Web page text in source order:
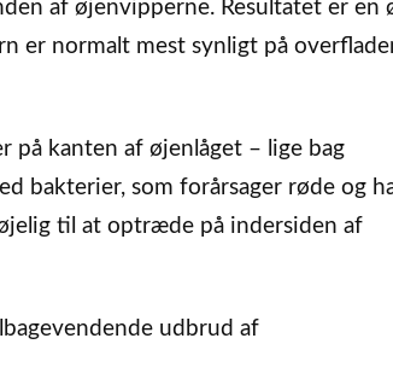
af øjenvipperne. Resultatet er en
er normalt mest synligt på
på kanten af øjenlåget – lige bag
bakterier, som forårsager røde og
til at optræde på indersiden af
udbrud af